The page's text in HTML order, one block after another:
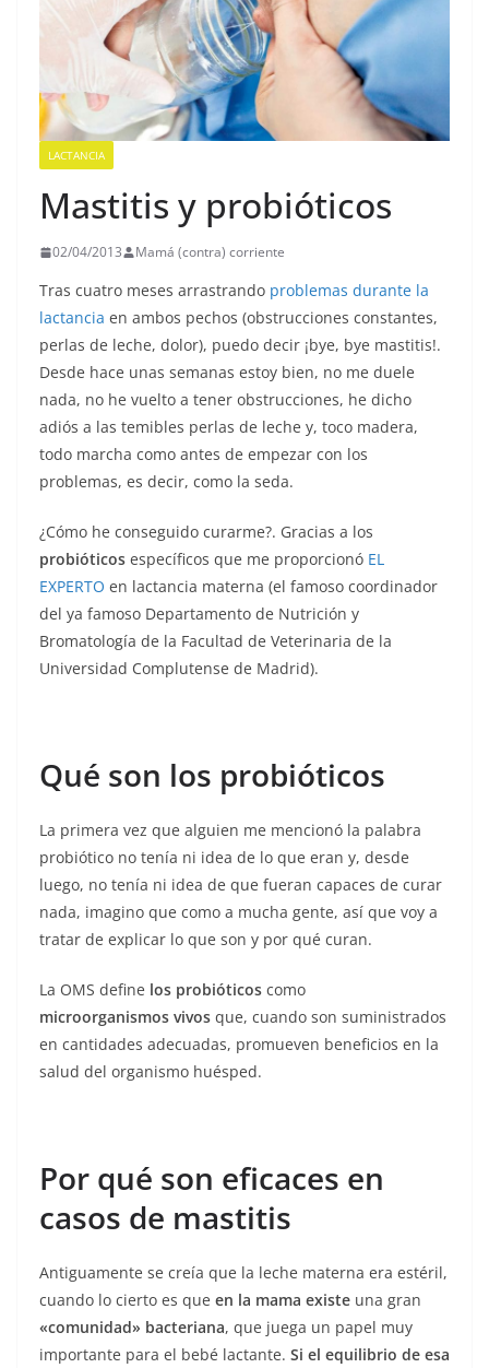
LACTANCIA
Mastitis y probióticos
02/04/2013 Mamá (contra) corriente
Tras cuatro meses arrastrando problemas durante la
lactancia en ambos pechos (obstrucciones constantes,
perlas de leche, dolor), puedo decir ¡bye, bye mastitis!.
Desde hace unas semanas estoy bien, no me duele
nada, no he vuelto a tener obstrucciones, he dicho
adiós a las temibles perlas de leche y, toco madera,
todo marcha como antes de empezar con los
problemas, es decir, como la seda.
¿Cómo he conseguido curarme?. Gracias a los
probióticos específicos que me proporcionó EL
EXPERTO en lactancia materna (el famoso coordinador
del ya famoso Departamento de Nutrición y
Bromatología de la Facultad de Veterinaria de la
Universidad Complutense de Madrid).
Qué son los probióticos
La primera vez que alguien me mencionó la palabra
probiótico no tenía ni idea de lo que eran y, desde
luego, no tenía ni idea de que fueran capaces de curar
nada, imagino que como a mucha gente, así que voy a
tratar de explicar lo que son y por qué curan.
La OMS define los probióticos como
microorganismos vivos que, cuando son suministrados
en cantidades adecuadas, promueven beneficios en la
salud del organismo huésped.
Por qué son eficaces en
casos de mastitis
Antiguamente se creía que la leche materna era estéril,
cuando lo cierto es que en la mama existe una gran
«comunidad» bacteriana, que juega un papel muy
importante para el bebé lactante. Si el equilibrio de esa